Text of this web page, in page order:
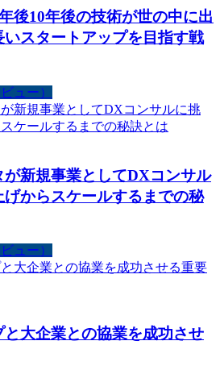
後10年後の技術が世の中に出
いスタートアップを目指す戦
ュー）
が新規事業としてDXコンサル
げからスケールするまでの秘
ュー）
と大企業との協業を成功させ